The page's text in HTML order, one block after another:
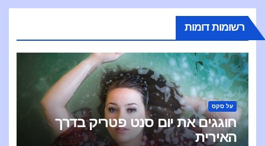
רשומות דומות
על סקס
חוגגים את יום סנט פטריק בדרך
האירית